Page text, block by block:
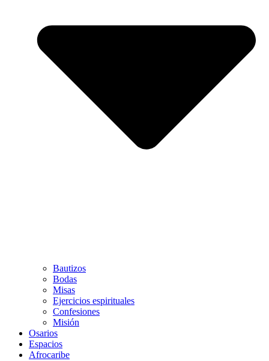
Bautizos
Bodas
Misas
Ejercicios espirituales
Confesiones
Misión
Osarios
Espacios
Afrocaribe